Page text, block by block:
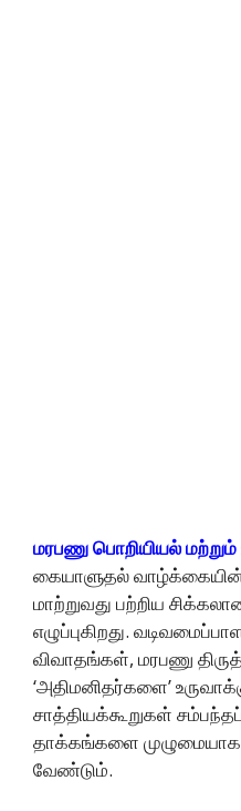
மரபணு பொறியியல் மற்றும்
கையாளுதல்
மாற்றுவது பற்றிய
எழுப்புகிறது.
விவாதங்கள், மரபணு
‘அதிமனிதர்களை’
சாத்தியக்கூறுகள்
தாக்கங்களை
வேண்டும்.